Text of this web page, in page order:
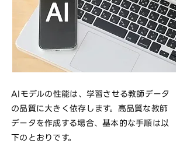
AIモデルの性能は、学習させる教師データ
の品質に大きく依存します。高品質な教師
データを作成する場合、基本的な手順は以
下のとおりです。